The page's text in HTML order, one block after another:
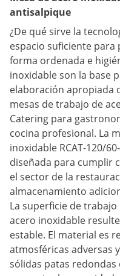
antisalpique
¿De qué sirve la
espacio suficiente
forma ordenada e
inoxidable son la base
elaboración apropiada
mesas de trabajo de
Catering para
cocina profesional. La
inoxidable RCAT-120/
diseñada para cumplir
el sector de la
almacenamiento
La superficie de
acero inoxidable
estable. El material es
atmosféricas adversas
sólidas patas